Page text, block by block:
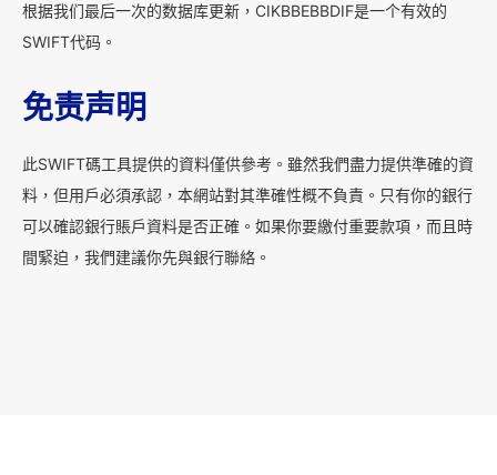
根据我们最后一次的数据库更新，CIKBBEBBDIF是一个有效的
SWIFT代码。
免责声明
此SWIFT碼工具提供的資料僅供參考。雖然我們盡力提供準確的資
料，但用戶必須承認，本網站對其準確性概不負責。只有你的銀行
可以確認銀行賬戶資料是否正確。如果你要繳付重要款項，而且時
間緊迫，我們建議你先與銀行聯絡。